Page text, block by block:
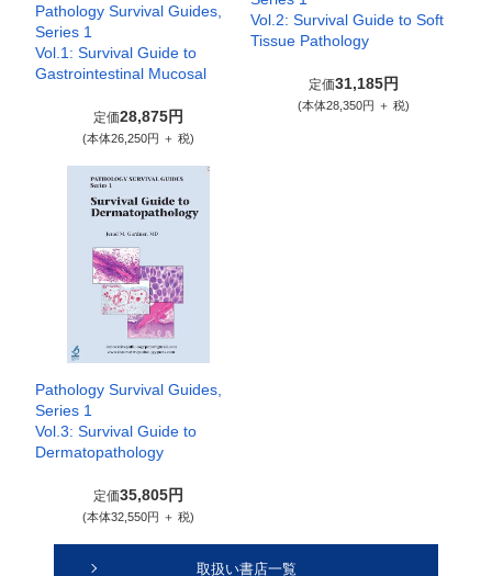
Pathology Survival Guides,
Series 1
Vol.1: Survival Guide to
Gastrointestinal Mucosal
定価28,875円
(本体26,250円 ＋ 税)
Vol.2: Survival Guide to Soft
Tissue Pathology
定価31,185円
(本体28,350円 ＋ 税)
Pathology Survival Guides,
Series 1
Vol.3: Survival Guide to
Dermatopathology
定価35,805円
(本体32,550円 ＋ 税)
取扱い書店一覧